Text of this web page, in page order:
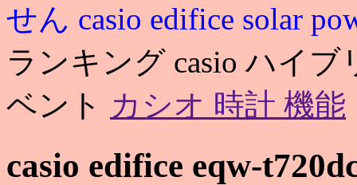
せん casio edifice solar
ランキング casio ハイ
ベント カシオ 時計 機能
casio edifice eqw-